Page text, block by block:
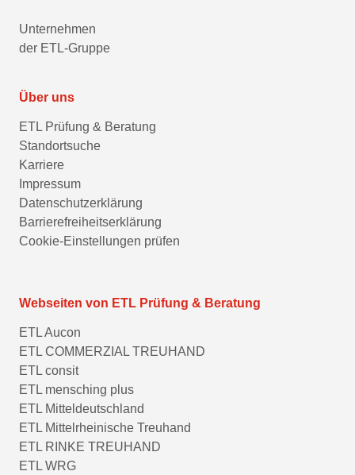
Unternehmen
der ETL-Gruppe
Über uns
ETL Prüfung & Beratung
Standortsuche
Karriere
Impressum
Datenschutzerklärung
Barrierefreiheitserklärung
Cookie-Einstellungen prüfen
Webseiten von ETL Prüfung & Beratung
ETL Aucon
ETL COMMERZIAL TREUHAND
ETL consit
ETL mensching plus
ETL Mitteldeutschland
ETL Mittelrheinische Treuhand
ETL RINKE TREUHAND
ETL WRG